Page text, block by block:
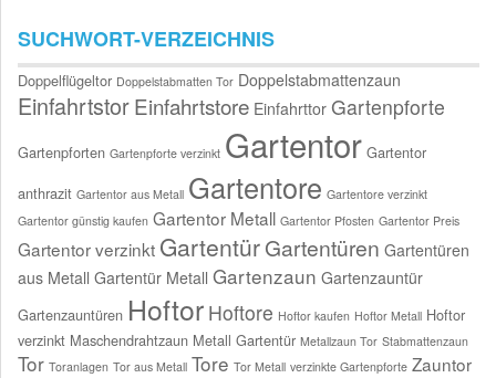
SUCHWORT-VERZEICHNIS
Doppelflügeltor Doppelstabmatten Tor Doppelstabmattenzaun
EinfahrtstorEinfahrtstore Einfahrttor Gartenpforte
Gartenpforten Gartenpforte verzinkt Gartentor Gartentor
anthrazit Gartentor aus Metall Gartentore Gartentore verzinkt
Gartentor günstig kaufen Gartentor Metall Gartentor Pfosten Gartentor Preis
Gartentor verzinkt GartentürGartentüren Gartentüren
aus Metall Gartentür Metall Gartenzaun Gartenzauntür
Gartenzauntüren Hoftor Hoftore Hoftor kaufen Hoftor Metall Hoftor
verzinkt Maschendrahtzaun Metall Gartentür Metallzaun Tor Stabmattenzaun
Tor Toranlagen Tor aus Metall Tore Tor Metall verzinkte Gartenpforte Zauntor